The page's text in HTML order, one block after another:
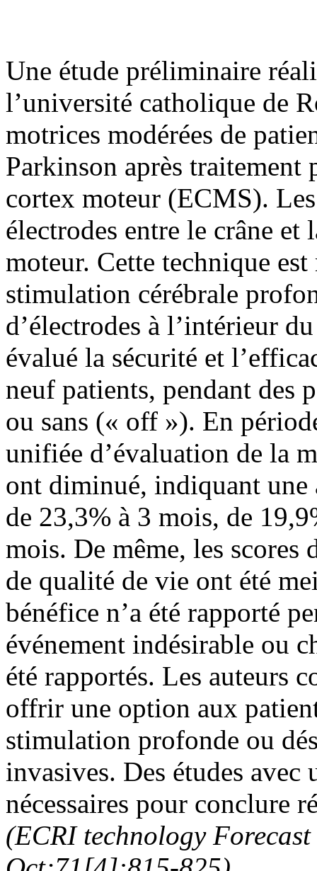
Une étude préliminaire
l’université catholique de
motrices modérées de
Parkinson après
cortex moteur (ECMS).
électrodes entre le crâne
moteur. Cette technique
stimulation cérébrale
d’électrodes à l’intérieur
évalué la sécurité et
neuf patients, pendant des
ou sans (« off »). En
unifiée d’évaluation de la
ont diminué, indiquant
de 23,3% à 3 mois, de
mois. De même, les scores
de qualité de vie ont été
bénéfice n’a été rapporté
événement indésirable ou
été rapportés. Les auteurs
offrir une option aux
stimulation profonde ou
invasives. Des études
nécessaires pour conclure
(ECRI technology